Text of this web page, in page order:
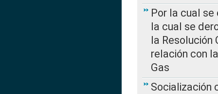
Por la cual
la cual se
la Resolución
relación con
Gas
Socialización